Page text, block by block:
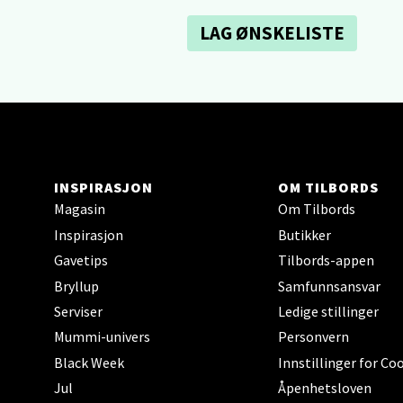
LAG ØNSKELISTE
INSPIRASJON
Magasin
Inspirasjon
Gavetips
Bryllup
Serviser
Mummi-univers
Black Week
Jul
OM TILBORDS
Om Tilbords
Butikker
Tilbords-appen
Samfunnsansvar
Ledige stillinger
Personvern
Innstillinger for
Åpenhetsloven
Åpent i
Ski
Ski